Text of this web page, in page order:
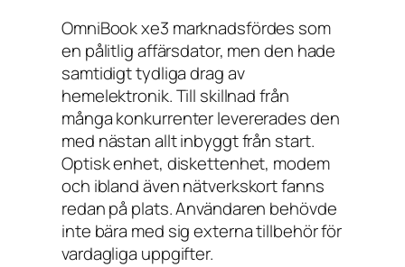
OmniBook xe3 marknadsfördes som
en pålitlig affärsdator, men den hade
samtidigt tydliga drag av
hemelektronik. Till skillnad från
många konkurrenter levererades den
med nästan allt inbyggt från start.
Optisk enhet, diskettenhet, modem
och ibland även nätverkskort fanns
redan på plats. Användaren behövde
inte bära med sig externa tillbehör för
vardagliga uppgifter.